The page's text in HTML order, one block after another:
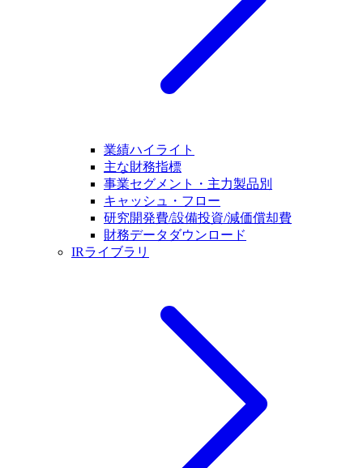
業績ハイライト
主な財務指標
事業セグメント・主力製品別
キャッシュ・フロー
研究開発費/設備投資/減価償却費
財務データダウンロード
IRライブラリ